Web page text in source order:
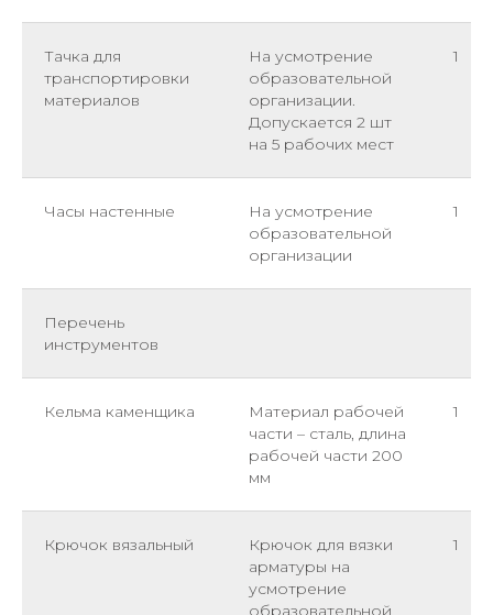
Тачка для
транспортировки
материалов
На усмотрение
образовательной
организации.
Допускается 2 шт
на 5 рабочих мест
1
Часы настенные
На усмотрение
образовательной
организации
1
Перечень
инструментов
Кельма каменщика
Материал рабочей
части – сталь, длина
рабочей части 200
мм
1
Крючок вязальный
Крючок для вязки
арматуры на
усмотрение
образовательной
1